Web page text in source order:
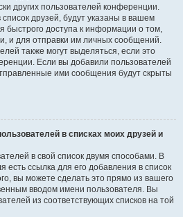
других пользователей конференции.
друзей, будут указаны в вашем
быстрого доступа к информации о том,
и для отправки им личных сообщений.
также могут выделяться, если это
Если вы добавили пользователей
ими сообщения будут скрыты
в списках моих друзей и
в свой список двумя способами. В
есть ссылка для его добавления в список
вы можете сделать это прямо из вашего
вводом имени пользователя. Вы
из соответствующих списков на той